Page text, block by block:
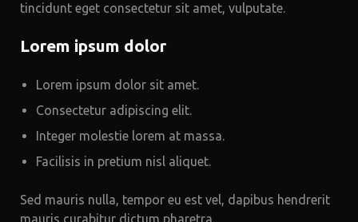
tincidunt eget consectetur sit amet, vulputate.
Lorem ipsum dolor
Lorem ipsum dolor sit amet.
Consectetur adipiscing elit.
Integer molestie lorem at massa.
Facilisis in pretium nisl aliquet.
Sed mauris nulla, tempor eu est vel, dapibus hendrerit
mauris curabitur dictum pharetra.